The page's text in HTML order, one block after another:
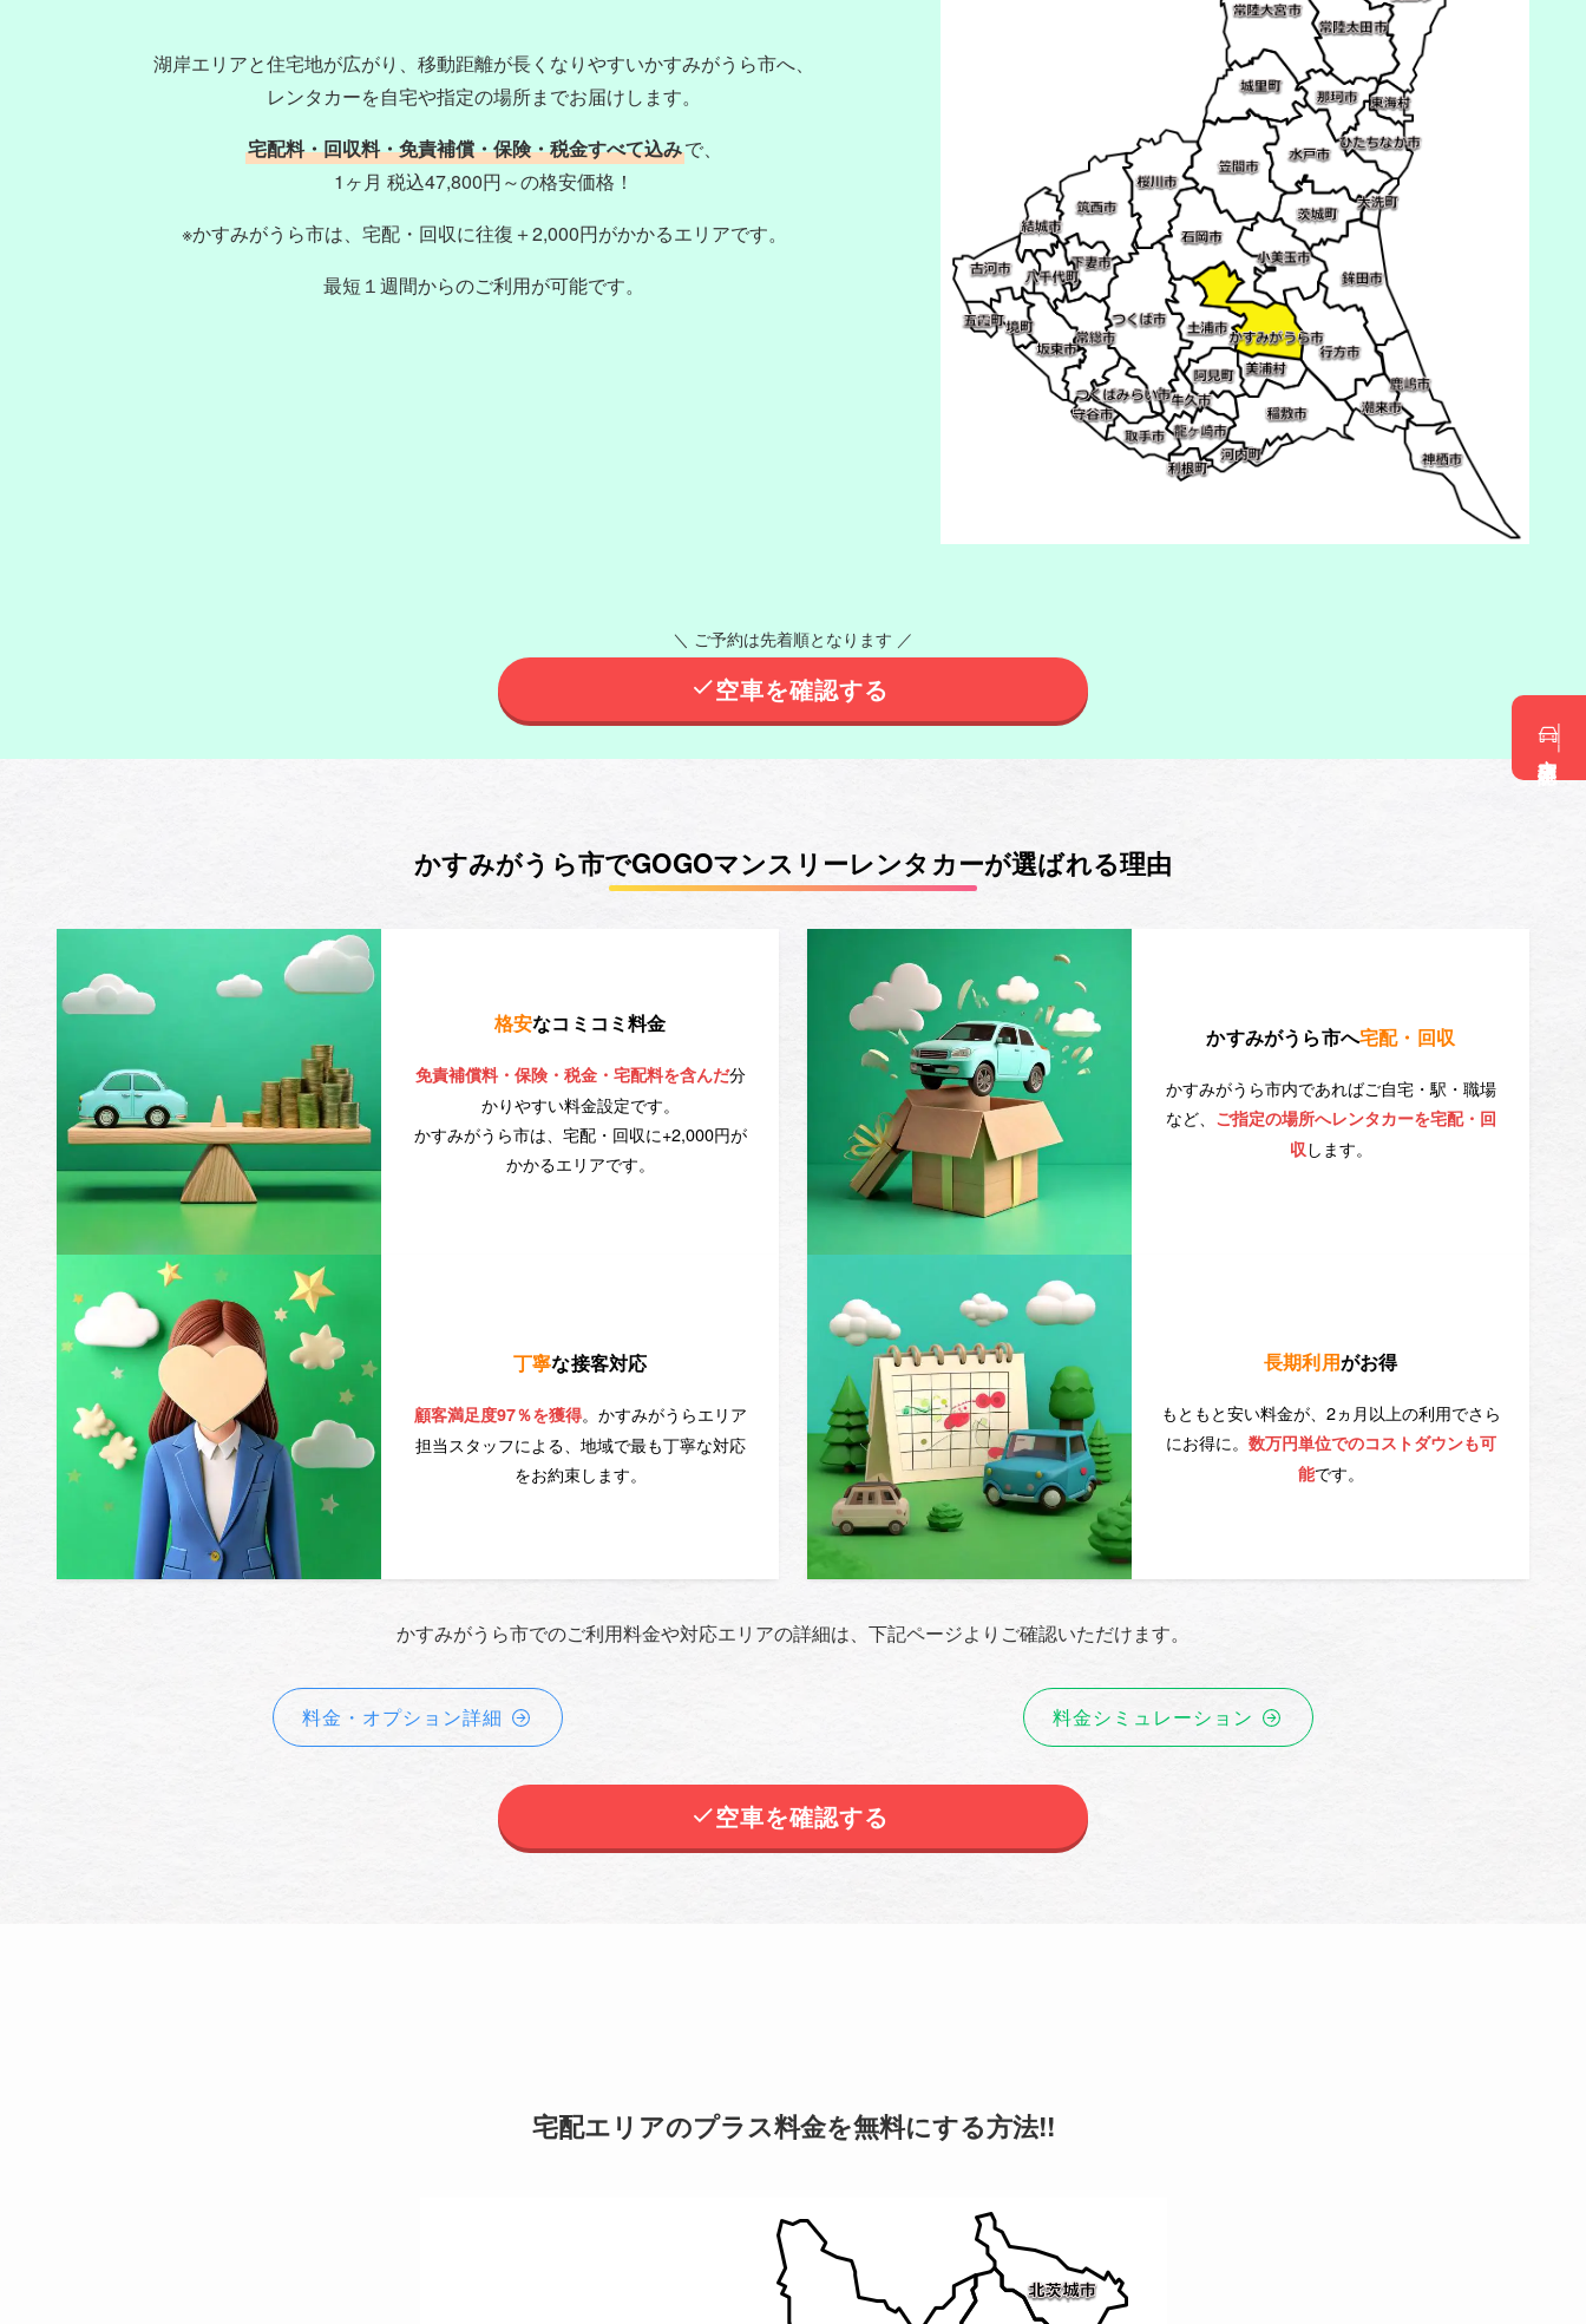
湖岸エリアと住宅地が広がり、移動距離が長くなりやすいかすみがうら市へ、
レンタカーを自宅や指定の場所までお届けします。
宅配料・回収料・免責補償・保険・税金すべて込みで、
1ヶ月 税込47,800円～の格安価格！
※かすみがうら市は、宅配・回収に往復＋2,000円がかかるエリアです。
最短１週間からのご利用が可能です。
＼ ご予約は先着順となります ／
空車を確認する
かすみがうら市でGOGOマンスリーレンタカーが選ばれる理由
格安なコミコミ料金
免責補償料・保険・税金・宅配料を含んだ分
かりやすい料金設定です。
かすみがうら市は、宅配・回収に+2,000円が
かかるエリアです。
かすみがうら市へ宅配・回収
かすみがうら市内であればご自宅・駅・職場
など、 ご指定の場所へレンタカーを宅配・回
収 します。
丁寧な接客対応
顧客満足度97％を獲得。かすみがうらエリア
担当スタッフによる、地域で最も丁寧な対応
をお約束します。
長期利用がお得
もともと安い料金が、2ヵ月以上の利用でさら
にお得に。 数万円単位でのコストダウンも可
能です。
かすみがうら市でのご利用料金や対応エリアの詳細は、下記ページよりご確認いただけます。
料金・オプション詳細 料金シミュレーション
空車を確認する
宅配エリアのプラス料金を無料にする方法!!